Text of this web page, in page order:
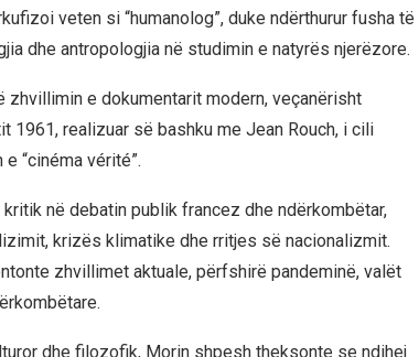
veten si “humanolog”, duke ndërthurur fusha të
dhe antropologjia në studimin e natyrës njerëzore.
zhvillimin e dokumentarit modern, veçanërisht
1961, realizuar së bashku me Jean Rouch, i cili
“cinéma vérité”.
në debatin publik francez dhe ndërkombëtar,
krizës klimatike dhe rritjes së nacionalizmit.
zhvillimet aktuale, përfshirë pandeminë, valët
dhe filozofik, Morin shpesh theksonte se ndihej